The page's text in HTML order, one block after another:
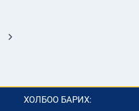
Next
ХОЛБОО БАРИХ: